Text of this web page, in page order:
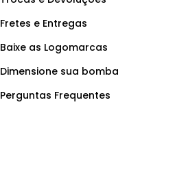
Fretes e Entregas
Baixe as Logomarcas
Dimensione sua bomba
Perguntas Frequentes